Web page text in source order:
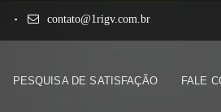
contato@1rigv.com.br
PESQUISA DE SATISFAÇÃO FALE